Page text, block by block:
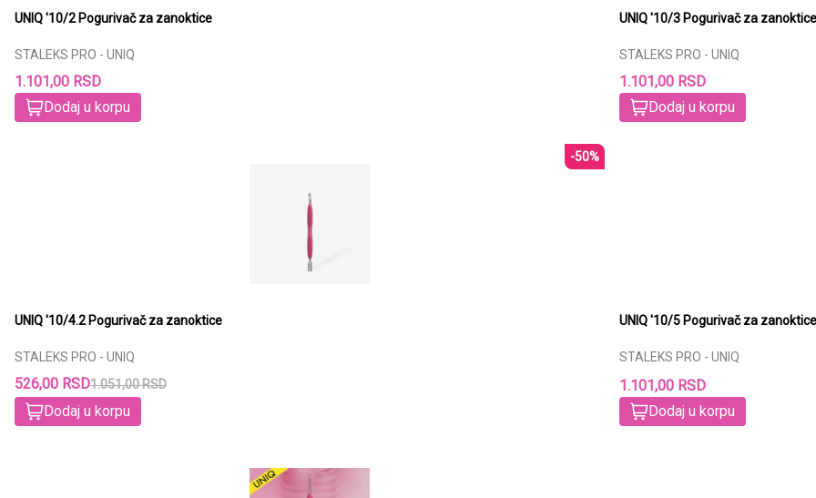
UNIQ '10/2 Pogurivač za zanoktice
STALEKS PRO - UNIQ
1.101,00 RSD
Dodaj u korpu
UNIQ '10/3 Pogurivač za zanoktice
STALEKS PRO - UNIQ
1.101,00 RSD
Dodaj u korpu
-50%
UNIQ '10/4.2 Pogurivač za zanoktice
STALEKS PRO - UNIQ
526,00 RSD1.051,00 RSD
Dodaj u korpu
UNIQ '10/5 Pogurivač za zanoktice
STALEKS PRO - UNIQ
1.101,00 RSD
Dodaj u korpu